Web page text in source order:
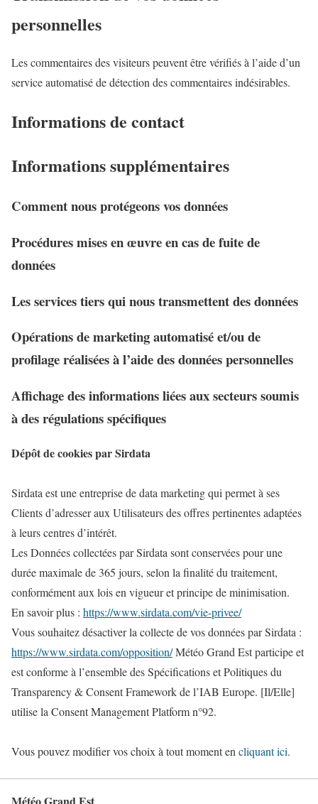
personnelles
Les commentaires des visiteurs peuvent être vérifiés à l’aide d’un
service automatisé de détection des commentaires indésirables.
Informations de contact
Informations supplémentaires
Comment nous protégeons vos données
Procédures mises en œuvre en cas de fuite de
données
Les services tiers qui nous transmettent des données
Opérations de marketing automatisé et/ou de
profilage réalisées à l’aide des données personnelles
Affichage des informations liées aux secteurs soumis
à des régulations spécifiques
Dépôt de cookies par Sirdata
Sirdata est une entreprise de data marketing qui permet à ses
Clients d’adresser aux Utilisateurs des offres pertinentes adaptées
à leurs centres d’intérêt.
Les Données collectées par Sirdata sont conservées pour une
durée maximale de 365 jours, selon la finalité du traitement,
conformément aux lois en vigueur et principe de minimisation.
En savoir plus : https://www.sirdata.com/vie-privee/
Vous souhaitez désactiver la collecte de vos données par Sirdata :
https://www.sirdata.com/opposition/Météo Grand Est participe et
est conforme à l’ensemble des Spécifications et Politiques du
Transparency & Consent Framework de l’IAB Europe. [Il/Elle]
utilise la Consent Management Platform n°92.
Vous pouvez modifier vos choix à tout moment en cliquant ici.
Météo Grand Est